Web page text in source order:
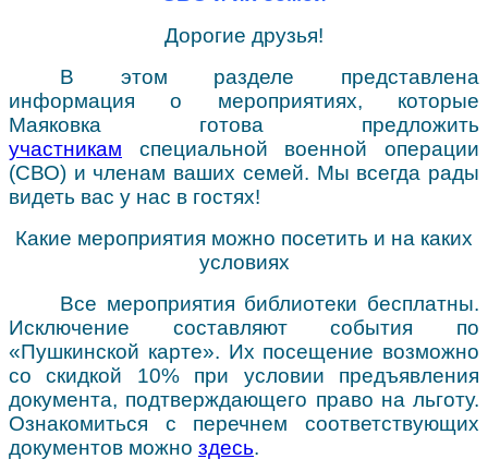
Дорогие друзья!
В этом разделе представлена
информация о мероприятиях, которые
Маяковка готова предложить
участникам специальной военной операции
(СВО) и членам ваших семей. Мы всегда рады
видеть вас у нас в гостях!
Какие мероприятия можно посетить и на каких
условиях
Все мероприятия библиотеки бесплатны.
Исключение составляют события по
«Пушкинской карте». Их посещение возможно
со скидкой 10% при условии предъявления
документа, подтверждающего право на льготу.
Ознакомиться с перечнем соответствующих
документов можно здесь.